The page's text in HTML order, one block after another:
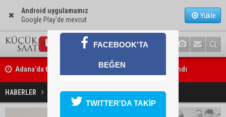
Android uygulamamız
Google Play'de mevcut
Yükle
Adana’da taziye evinde silah çeken kişi gözaltına alındı
Doç. Dr. Efsun Somay’dan implant uyarısı: “Sigara en büyük risk”
HABERLER SPOR Şampiyon, Galatasaray oldu!
FACEBOOK'TA
BEĞEN
TWITTER'DA TAKİP